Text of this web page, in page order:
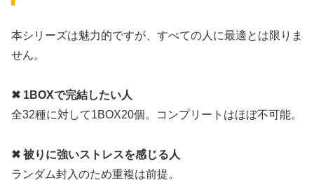
本シリーズは魅力的ですが、すべての人に最適とは限りま
せん。
✖ 1BOXで完結したい人
全32種に対して1BOX20個。コンプリートはほぼ不可能。
✖ 被りに強いストレスを感じる人
ランダム封入のため重複は前提。